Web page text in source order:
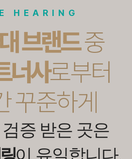
HEARING
브랜드중
너사로부터
꾸준하게
증 받은 곳은